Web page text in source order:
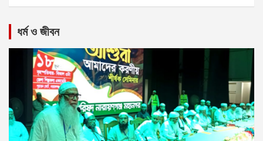
ধর্ম ও জীবন